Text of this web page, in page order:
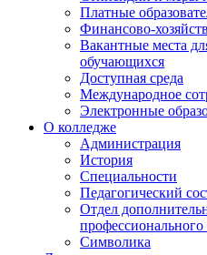
Платные
Финансово-
Вакантные места
обучающихся
Доступная среда
Международное
Электронные
О колледже
Администрация
История
Специальности
Педагогический
Отдел
профессионального
Символика